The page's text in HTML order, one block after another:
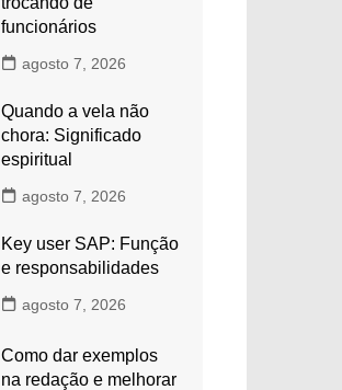
funcionários
agosto 7, 2026
Quando a vela não
chora: Significado
espiritual
agosto 7, 2026
Key user SAP: Função
e responsabilidades
agosto 7, 2026
Como dar exemplos
na redação e melhorar